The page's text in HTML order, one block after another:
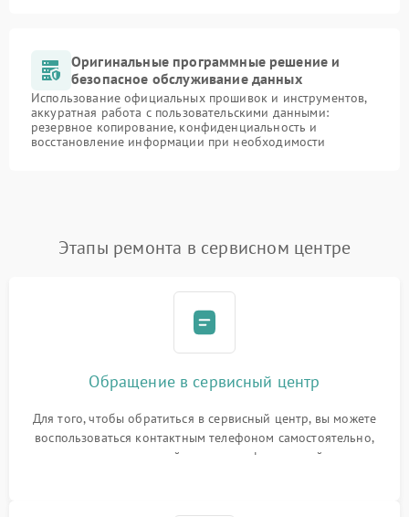
Оригинальные программные решение и
безопасное обслуживание данных
Использование официальных прошивок и инструментов,
аккуратная работа с пользовательскими данными:
резервное копирование, конфиденциальность и
восстановление информации при необходимости
Этапы ремонта в сервисном центре
Обращение в сервисный центр
Для того, чтобы обратиться в сервисный центр, вы можете
воспользоваться контактным телефоном самостоятельно,
или оставить свой номер телефона на сайте